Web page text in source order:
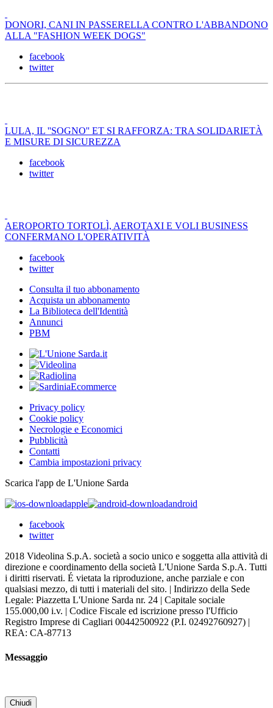
DONORI, CANI IN PASSERELLA CONTRO L'ABBANDONO
ALLA "FASHION WEEK DOGS"
facebook
twitter
LULA, IL ''SOGNO'' ET SI RAFFORZA: TRA SOLIDARIETÀ
E MISURE DI SICUREZZA
facebook
twitter
AEROPORTO TORTOLÌ, AEROTAXI E VOLI BUSINESS
CONFERMANO L'OPERATIVITÀ
facebook
twitter
Consulta il tuo abbonamento
Acquista un abbonamento
La Biblioteca dell'Identità
Annunci
PBM
Privacy policy
Cookie policy
Necrologie e Economici
Pubblicità
Contatti
Cambia impostazioni privacy
Scarica l'app de L'Unione Sarda
apple
android
facebook
twitter
2018 Videolina S.p.A. società a socio unico e soggetta alla attività di
direzione e coordinamento della società L'Unione Sarda S.p.A. Tutti
i diritti riservati. É vietata la riproduzione, anche parziale e con
qualsiasi mezzo, di tutti i materiali del sito. | Indirizzo della Sede
Legale: Piazzetta L'Unione Sarda nr. 24 | Capitale sociale
155.000,00 i.v. | Codice Fiscale ed iscrizione presso l'Ufficio
Registro Imprese di Cagliari 00442500922 (P.I. 02492760927) |
REA: CA-87713
Messaggio
Chiudi